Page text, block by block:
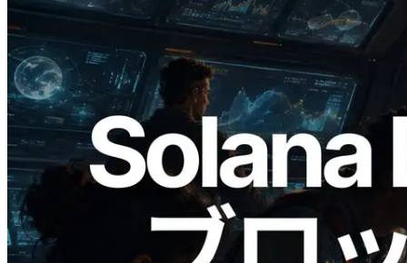
2026.05.24
Validators Solutions、Solana ブロックア
ナライザーを公開 — slot 単位のブロッ